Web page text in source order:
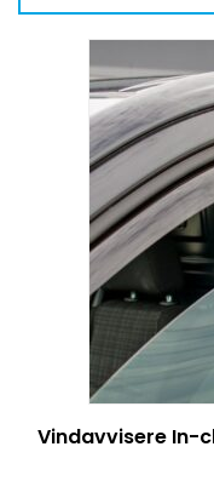
Vindavvisere In-